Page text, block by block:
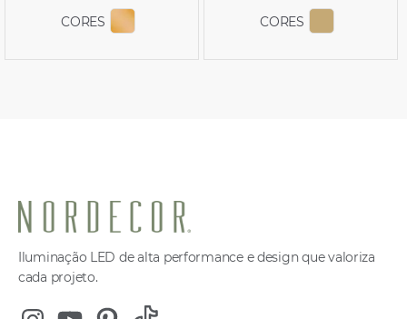
CORES EXIBIR COR 2761 CORES EXIBIR
Iluminação LED de alta performance e design que valoriza
cada projeto.